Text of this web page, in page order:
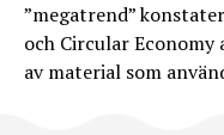
”megatrend”
och Circular
av material som